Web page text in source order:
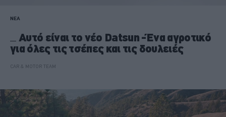
ΝΕΑ
Αυτό είναι το νέο Datsun -Ένα αγροτικό
για όλες τις τσέπες και τις δουλειές
CAR & MOTOR TEAM